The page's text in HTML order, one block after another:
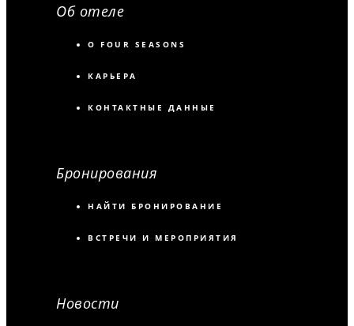
Об отеле
О FOUR SEASONS
КАРЬЕРА
КОНТАКТНЫЕ ДАННЫЕ
Бронирования
НАЙТИ БРОНИРОВАНИЕ
ВСТРЕЧИ И МЕРОПРИЯТИЯ
Новости